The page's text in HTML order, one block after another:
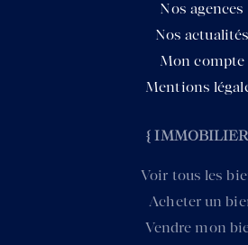
Nos agences
Nos actualités
Mon compte
Mentions
{
Voir tous les
Acheter un
Vendre mon